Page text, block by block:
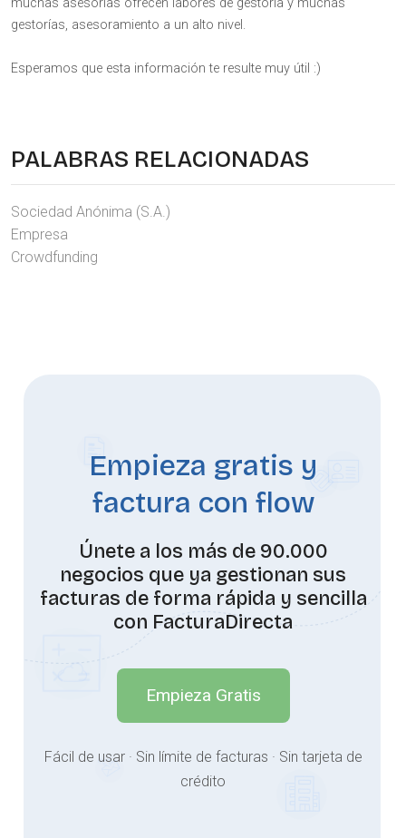
gestorías, asesoramiento a un alto nivel.
Esperamos que esta información te resulte muy útil :)
PALABRAS RELACIONADAS
Sociedad Anónima (S.A.)
Empresa
Crowdfunding
Empieza gratis y
factura con flow
Únete a los más de 90.000
negocios que ya gestionan sus
facturas de forma rápida y sencilla
con FacturaDirecta
Empieza Gratis
Fácil de usar · Sin límite de facturas · Sin tarjeta de
crédito